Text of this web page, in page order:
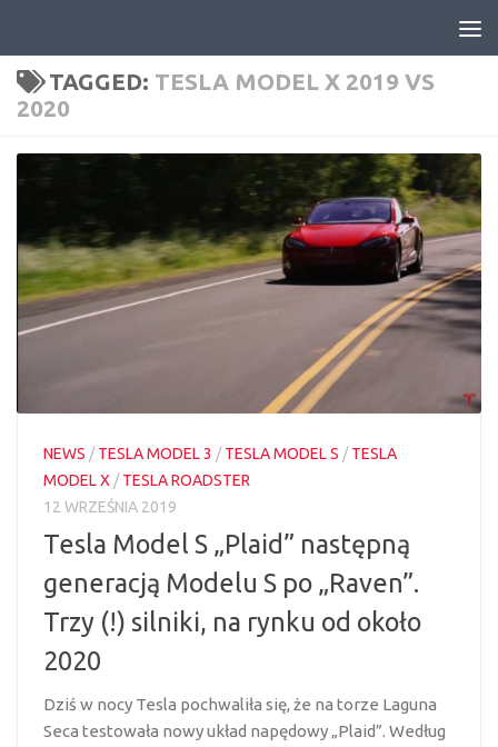
TAGGED: TESLA MODEL X 2019 VS
2020
NEWS /TESLA MODEL 3 /TESLA MODEL S /TESLA
MODEL X /TESLA ROADSTER
12 WRZEŚNIA 2019
Tesla Model S „Plaid” następną
generacją Modelu S po „Raven”.
Trzy (!) silniki, na rynku od około
2020
Dziś w nocy Tesla pochwaliła się, że na torze Laguna
Seca testowała nowy układ napędowy „Plaid”. Według